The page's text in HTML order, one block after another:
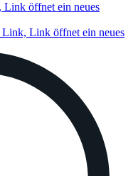
öffnet ein neues
Link, Link öffnet ein neues